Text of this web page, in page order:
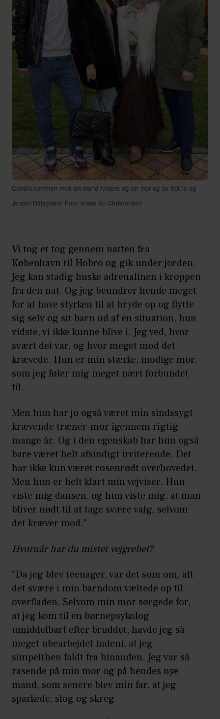
Camilla sammen med sin mand Anders og sin mor og far Soffie og
Jesper Dalsgaard Foto: Klaus Bo Christensen
Vi tog et tog gennem natten fra
København til Hobro og gik under jorden.
Jeg kan stadig huske adrenalinen i kroppen
fra den nat. Og jeg beundrer hende meget
for at have styrken til at bryde op og flytte
sig selv og sit barn ud af en situation, hun
vidste, vi ikke kunne blive i. Jeg ved, hvor
svært det var, og hvor meget mod det
krævede. Hun er min stærke, modige mor,
som jeg føler mig meget nært forbundet
til.
Men hun har jo også været min sindssygt
krævende træner-mor igennem rigtig
mange år. Og i den egenskab har hun også
bare været helt afsindigt irriterende. Det
har ikke kun været rosenrødt overhovedet.
Men hun er helt klart min vejviser. Hun
viste mig dansen, og hun viste mig, at man
bliver nødt til at tage svære valg, selvom
det kræver mod."
Hvornår har du mistet vejgrebet?
­"Da jeg blev teenager, var det som om, alt
det svære i min barndom væltede op til
overfladen. Selvom min mor sørgede for,
at jeg kom til en børnepsykolog
umiddelbart efter bruddet, havde jeg så
meget ubearbejdet indeni, at jeg
simpelthen faldt fra hinanden. Jeg var så
rasende på min mor og på hendes nye
mand, som senere blev min far, at jeg
sparkede, slog og skreg.